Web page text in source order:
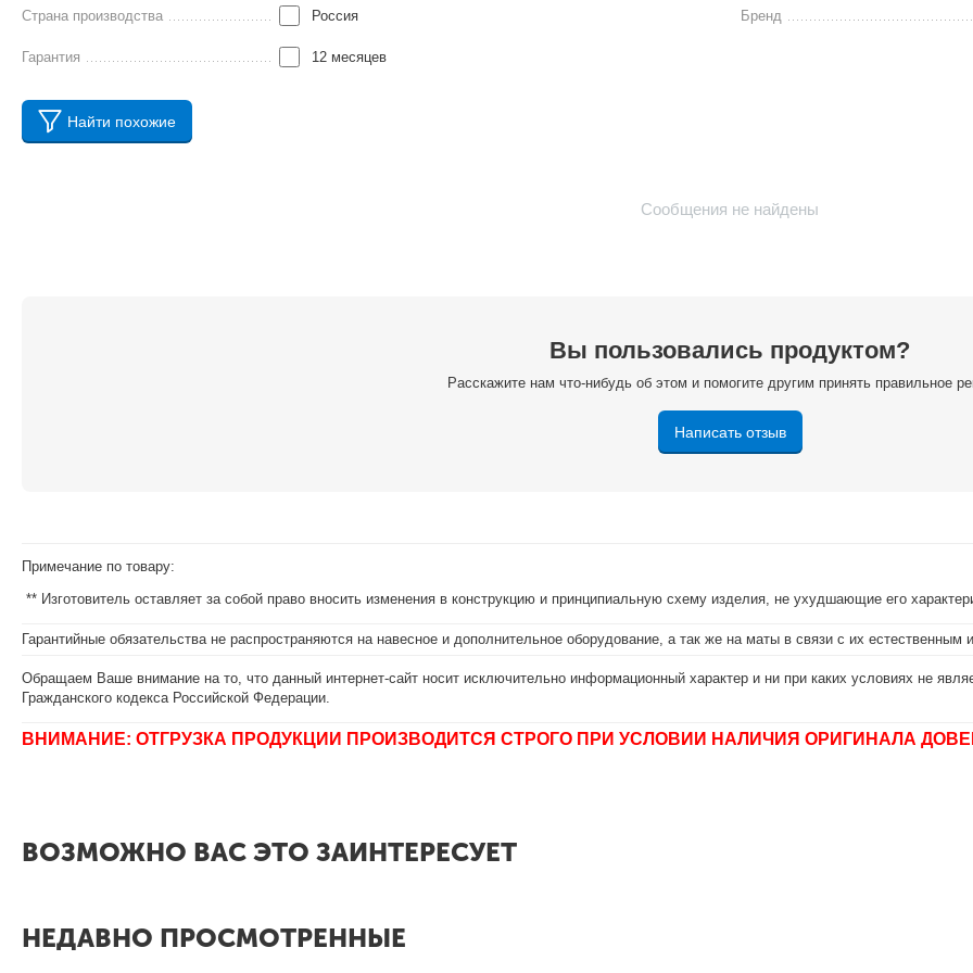
Страна производства Россия
Гарантия 12 месяцев
Бренд
Найти похожие
Сообщения не найдены
Вы пользовались продуктом?
Расскажите нам что-нибудь об этом и помогите другим принять правильное
Написать отзыв
Примечание по товару:
** Изготовитель оставляет за собой право вносить изменения в конструкцию и принципиальную схему изделия, не ухудшающие его
Гарантийные обязательства не распространяются на навесное и дополнительное оборудование, а так же на маты в связи с их естественным
Обращаем Ваше внимание на то, что данный интернет-сайт носит исключительно информационный характер и ни при каких условиях не
Гражданского кодекса Российской Федерации.
ВНИМАНИЕ: ОТГРУЗКА ПРОДУКЦИИ ПРОИЗВОДИТСЯ СТРОГО ПРИ УСЛОВИИ НАЛИЧИЯ ОРИГИНАЛА
ВОЗМОЖНО ВАС ЭТО ЗАИНТЕРЕСУЕТ
НЕДАВНО ПРОСМОТРЕННЫЕ